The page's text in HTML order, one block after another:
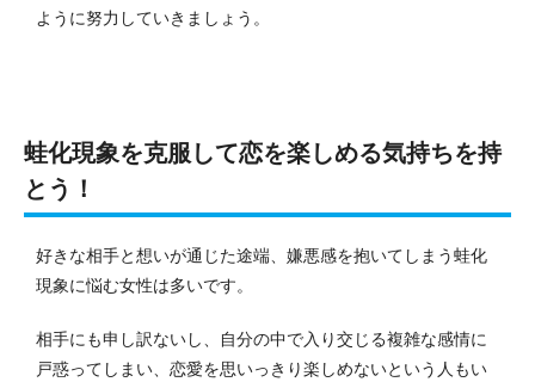
ように努力していきましょう。
蛙化現象を克服して恋を楽しめる気持ちを持
とう！
好きな相手と想いが通じた途端、嫌悪感を抱いてしまう蛙化
現象に悩む女性は多いです。
相手にも申し訳ないし、自分の中で入り交じる複雑な感情に
戸惑ってしまい、恋愛を思いっきり楽しめないという人もい